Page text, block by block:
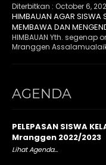
Diterbitkan : October 6,
HIMBAUAN AGAR SISWA
MEMBAWA DAN
HIMBAUAN Yth. segenap
Mranggen
AGENDA
PELEPASAN SISWA
Mranggen 2022/2023
Lihat Agenda...